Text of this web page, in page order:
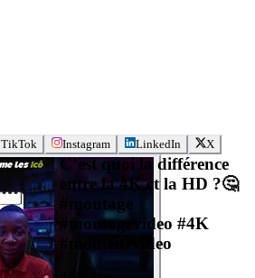
TikTok Instagram LinkedIn X
C’est quoi la différence
entre la 4K et la HD ?🤔
#montage
#montagevideo #4K
#monteurvideo